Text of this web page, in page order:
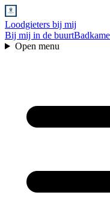
Loodgieters bij mij
Bij mij in de buurt
Open menu